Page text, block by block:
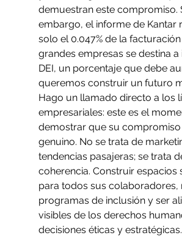
demuestran este compromiso.
embargo, el informe de Kantar
solo el 0.047% de la
grandes empresas se destina a
DEI, un porcentaje que debe
queremos construir un futuro
Hago un llamado directo a los
empresariales: este es el
demostrar que su compromiso
genuino. No se trata de
tendencias pasajeras; se trata
coherencia. Construir espacios
para todos sus colaboradores,
programas de inclusión y ser
visibles de los derechos
decisiones éticas y